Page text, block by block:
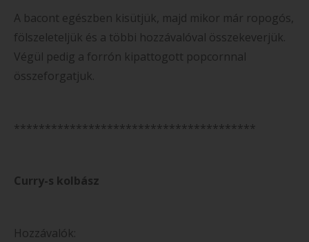
A bacont egészben kisütjük, majd mikor már ropogós,
fölszeleteljük és a többi hozzávalóval összekeverjük.
Végül pedig a forrón kipattogott popcornnal
összeforgatjuk.
***************************************
Curry-s kolbász
Hozzávalók: